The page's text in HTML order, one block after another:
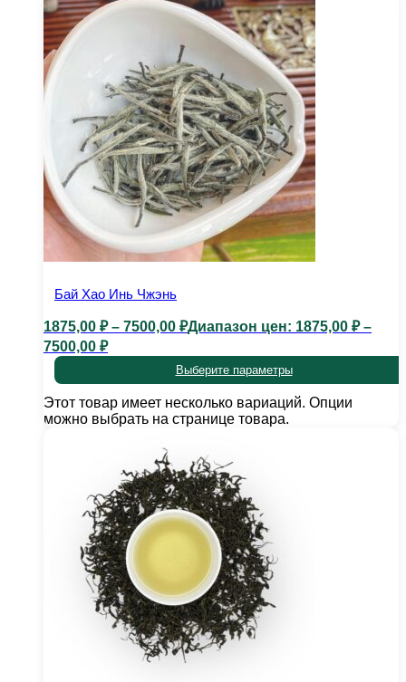
Бай Хао Инь Чжэнь
1875,00 ₽ – 7500,00 ₽Диапазон цен: 1875,00 ₽ –
7500,00 ₽
Выберите параметры
Этот товар имеет несколько вариаций. Опции
можно выбрать на странице товара.